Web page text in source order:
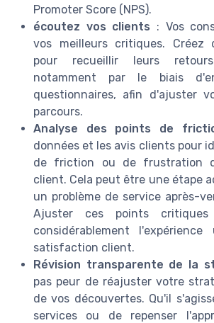
Promoter Score (NPS).
écoutez vos clients : Vos
vos meilleurs critiques. Créez
pour recueillir leurs retours
notamment par le biais
questionnaires, afin d'ajuster
parcours.
Analyse des points de
données et les avis clients pour
de friction ou de frustration
client. Cela peut être une étape
un problème de service après-
Ajuster ces points critiques
considérablement
satisfaction client.
Révision transparente de la
pas peur de réajuster votre
de vos découvertes. Qu'il
services ou de repenser